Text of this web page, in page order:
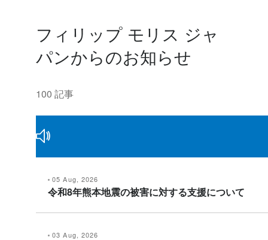
フィリップ モリス ジャ
パンからのお知らせ
100 記事
05 Aug, 2026
令和8年熊本地震の被害に対する支援について
03 Aug, 2026